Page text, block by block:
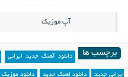
آپ موزیک
برچسب ها دانلود آهنگ جدید ایرانی
ایرانی جدید دانلود اهنگ جدید دانلود موزیک